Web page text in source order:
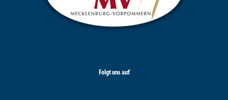
Folgt uns auf